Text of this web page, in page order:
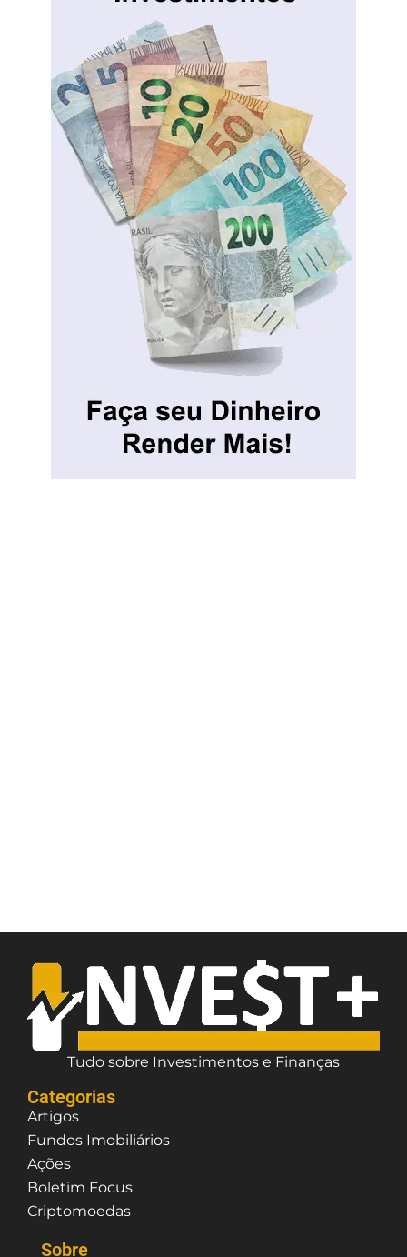
Tudo sobre Investimentos e Finanças
Categorias
Artigos
Fundos Imobiliários
Ações
Boletim Focus
Criptomoedas
Sobre